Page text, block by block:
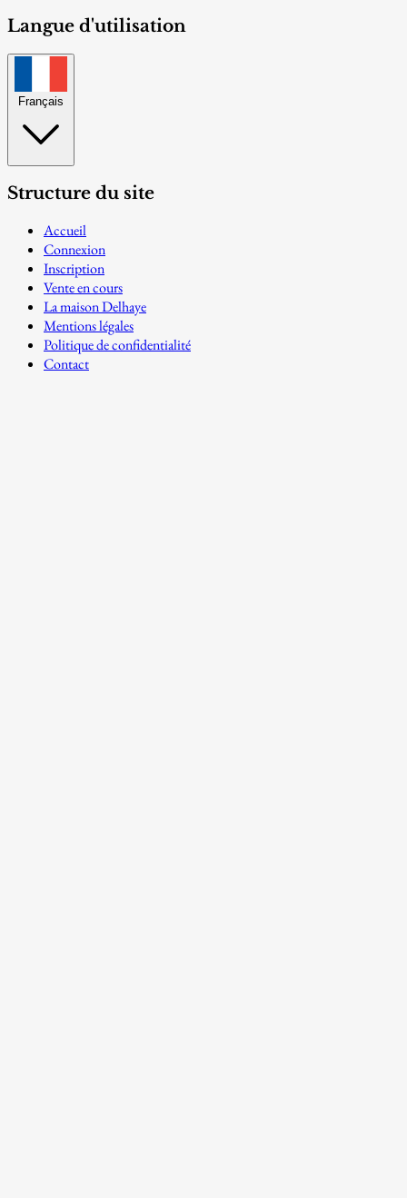
Langue d'utilisation
Français
Structure du site
Accueil
Connexion
Inscription
Vente en cours
La maison Delhaye
Mentions légales
Politique de confidentialité
Contact